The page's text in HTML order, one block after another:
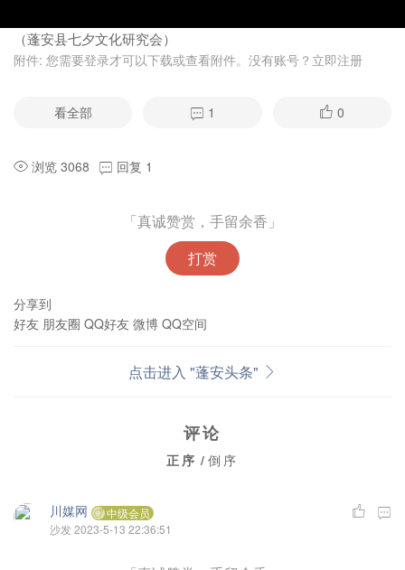
（蓬安县七夕文化研究会）
附件: 您需要登录才可以下载或查看附件。没有账号？ 立即注册
看全部 1 0
浏览 3068 回复 1
「真诚赞赏，手留余香」
打赏
分享到
好友 朋友圈 QQ好友 微博 QQ空间
点击进入 "蓬安头条"
评论
正序 / 倒序
川媒网
中级会员
沙发2023-5-13 22:36:51